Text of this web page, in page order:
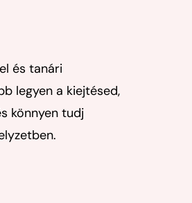
és tanári
legyen a kiejtésed,
könnyen tudj